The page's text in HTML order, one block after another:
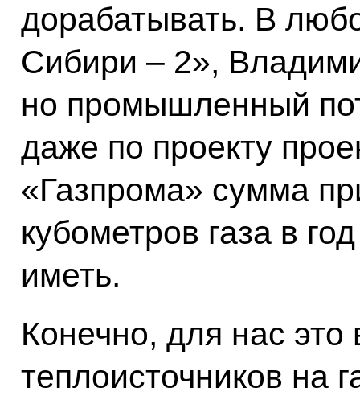
дорабатывать. В
Сибири – 2»,
но промышленный
даже по проекту
«Газпрома» сумма
кубометров газа в
иметь.
Конечно, для нас
теплоисточников на